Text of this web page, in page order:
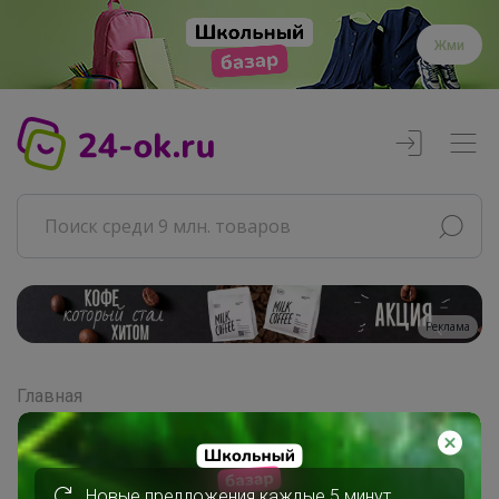
Жми
Реклама
Главная
Совместные покупки
АРХИВ СП
ВЗРОСЛЫЕ СП